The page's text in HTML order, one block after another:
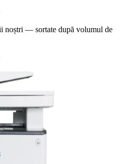
noștri — sortate după volumul de